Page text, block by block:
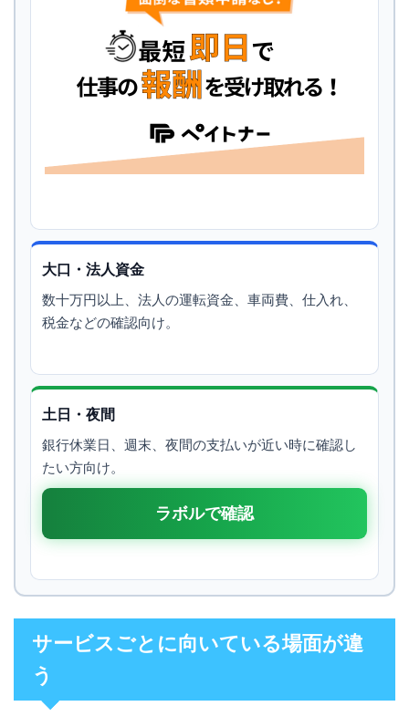
大口・法人資金
数十万円以上、法人の運転資金、車両費、仕入れ、
税金などの確認向け。
土日・夜間
銀行休業日、週末、夜間の支払いが近い時に確認し
たい方向け。
ラボルで確認
サービスごとに向いている場面が違
う